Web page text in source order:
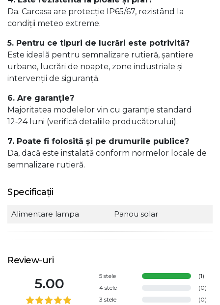
Da. Carcasa are protecție IP65/67, rezistând la
condiții meteo extreme.
5. Pentru ce tipuri de lucrări este potrivită?
Este ideală pentru semnalizare rutieră, șantiere
urbane, lucrări de noapte, zone industriale și
intervenții de siguranță.
6. Are garanție?
Majoritatea modelelor vin cu garanție standard
12‑24 luni (verifică detaliile producătorului).
7. Poate fi folosită și pe drumurile publice?
Da, dacă este instalată conform normelor locale de
semnalizare rutieră.
Specificații
Alimentare lampa Panou solar
Review-uri
5.00 5 stele
(1)
4 stele
(0)
3 stele
(0)